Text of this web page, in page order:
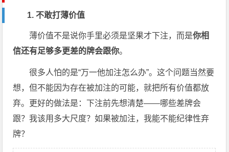
1. 不敢打薄价值
薄价值不是说你手里必须是坚果才下注，而是你相
信还有足够多更差的牌会跟你。
很多人怕的是“万一他加注怎么办”。这个问题当然要
想，但不能因为存在被加注的可能，就把所有价值都放
弃。更好的做法是：下注前先想清楚——哪些差牌会
跟？我该用多大尺度？如果被加注，我能不能纪律性弃
牌？